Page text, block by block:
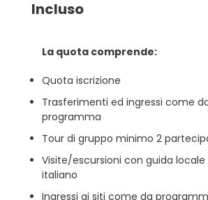
Incluso
La quota comprende:
Quota iscrizione
Trasferimenti ed ingressi come
programma
Tour di gruppo minimo 2
Visite/escursioni con guida
italiano
Ingressi ai siti come da